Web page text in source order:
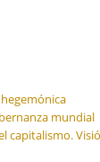
mundial
capitalismo.